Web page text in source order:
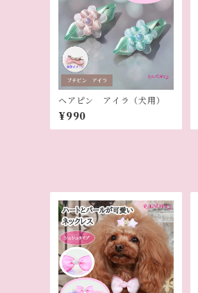
ヘアピン アイラ（犬用）
¥990